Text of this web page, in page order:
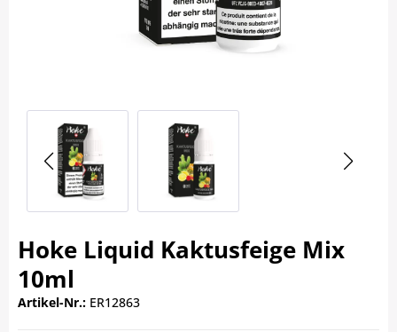
Hoke Liquid Kaktusfeige Mix
10ml
Artikel-Nr.: ER12863